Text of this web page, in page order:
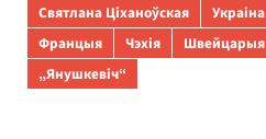
Святлана Ціханоўская
Украіна
Францыя
Чэхія Швейцарыя
„Янушкевіч“